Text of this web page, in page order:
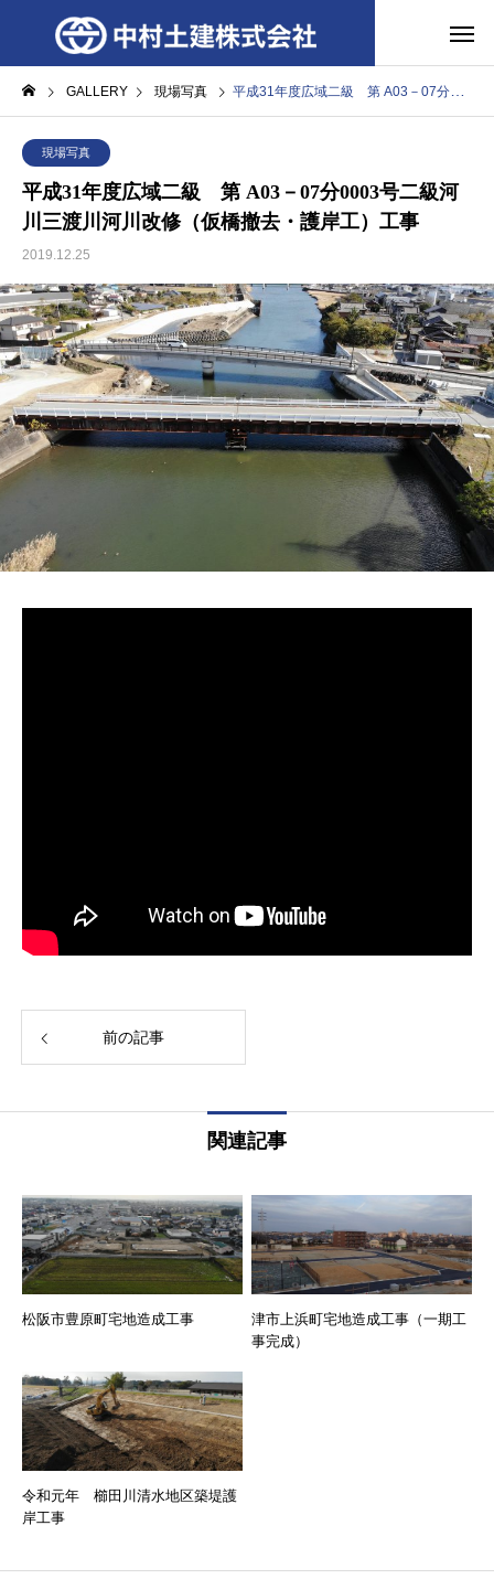
GALLERY 現場写真 平成31年度広域二級 第 A03－07分0003号二級河川三渡川河川改修（仮橋撤去・護岸工）工事
現場写真
平成31年度広域二級 第 A03－07分0003号二級河
川三渡川河川改修（仮橋撤去・護岸工）工事
2019.12.25
前の記事
関連記事
松阪市豊原町宅地造成工事
津市上浜町宅地造成工事（一期工
事完成）
令和元年 櫛田川清水地区築堤護
岸工事